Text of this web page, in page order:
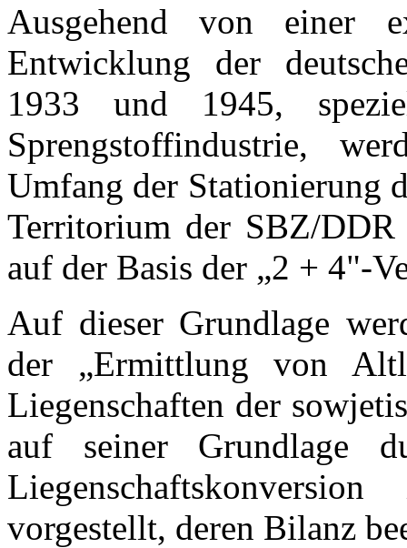
Ausgehend von einer
Entwicklung der
1933 und 1945,
Sprengstoffindustrie,
Umfang der Stationierung
Territorium der SBZ/
auf der Basis der „2 + 4"-
Auf dieser Grundlage
der „Ermittlung von
Liegenschaften der
auf seiner Grundlage
vorgestellt, deren Bilanz